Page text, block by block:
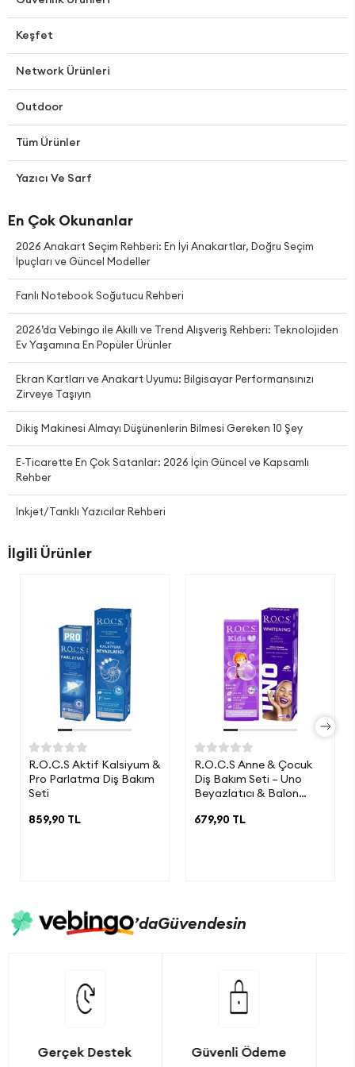
Keşfet
Network Ürünleri
Outdoor
Tüm Ürünler
Yazıcı Ve Sarf
En Çok Okunanlar
2026 Anakart Seçim Rehberi: En İyi Anakartlar, Doğru Seçim
İpuçları ve Güncel Modeller
Fanlı Notebook Soğutucu Rehberi
2026’da Vebingo ile Akıllı ve Trend Alışveriş Rehberi: Teknolojiden
Ev Yaşamına En Popüler Ürünler
Ekran Kartları ve Anakart Uyumu: Bilgisayar Performansınızı
Zirveye Taşıyın
Dikiş Makinesi Almayı Düşünenlerin Bilmesi Gereken 10 Şey
E-Ticarette En Çok Satanlar: 2026 İçin Güncel ve Kapsamlı
Rehber
Inkjet/Tanklı Yazıcılar Rehberi
İlgili Ürünler
R.O.C.S Aktif Kalsiyum &
Pro Parlatma Diş Bakım
Seti
859,90 TL
R.O.C.S Anne & Çocuk
Diş Bakım Seti – Uno
Beyazlatıcı & Balon
679,90 TL
’daGüvendesin
Gerçek Destek Güvenli Ödeme